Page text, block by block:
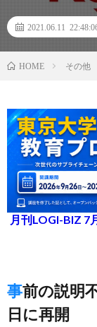
2021.06.11
HOME その他
月刊LOGI-BIZ 7
事前の説明不足と反発受け一時凍結、7月1
日に再開